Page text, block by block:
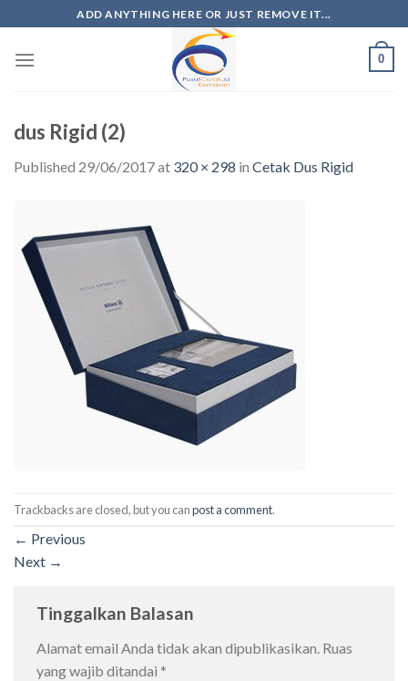
ADD ANYTHING HERE OR JUST REMOVE IT...
0
dus Rigid (2)
Published 29/06/2017at 320 × 298 in Cetak Dus Rigid
Trackbacks are closed, but you canpost a comment.
← Previous
Next →
Tinggalkan Balasan
Alamat email Anda tidak akan dipublikasikan. Ruas
yang wajib ditandai *